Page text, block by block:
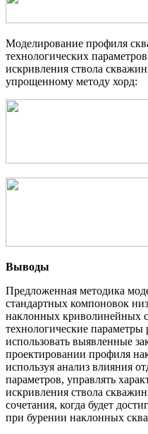
Моделирование профиля
технологических
искривления ствола
упрощенному методу хорд:
Выводы
Предложенная методика
стандартных компоновок
наклонных криволинейных
технологические параметры
использовать выявленные
проектировании профиля
используя анализ влияния
параметров, управлять
искривления ствола
сочетания, когда будет
при бурении наклонных